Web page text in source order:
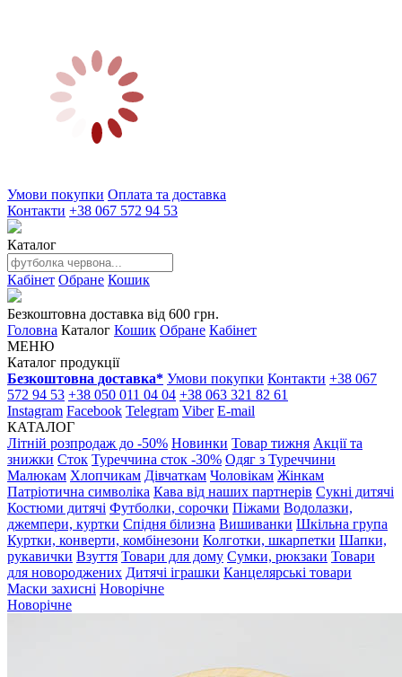
Умови покупки Оплата та доставка
Контакти +38 067 572 94 53
Каталог
Кабінет Обране Кошик
Безкоштовна доставка від 600 грн.
Головна Каталог Кошик Обране Кабінет
МЕНЮ
Каталог продукції
Безкоштовна доставка* Умови покупки Контакти +38 067
572 94 53 +38 050 011 04 04 +38 063 321 82 61
Instagram Facebook Telegram Viber E-mail
КАТАЛОГ
Літній розпродаж до -50% Новинки Товар тижня Акції та
знижки Сток Туреччина сток -30% Одяг з Туреччини
Малюкам Хлопчикам Дівчаткам Чоловікам Жінкам
Патріотична символіка Кава від наших партнерів Сукні дитячі
Костюми дитячі Футболки, сорочки Піжами Водолазки,
джемпери, куртки Спідня білизна Вишиванки Шкільна група
Куртки, конверти, комбінезони Колготки, шкарпетки Шапки,
рукавички Взуття Товари для дому Сумки, рюкзаки Товари
для новороджених Дитячі іграшки Канцелярські товари
Маски захисні Новорічне
Новорічне